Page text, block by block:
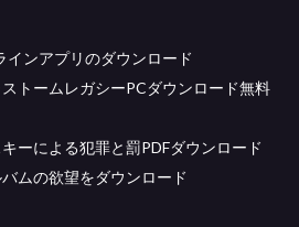
インアプリのダウンロード
トームレガシーPCダウンロード無料
ーによる犯罪と罰PDFダウンロード
ムの欲望をダウンロード